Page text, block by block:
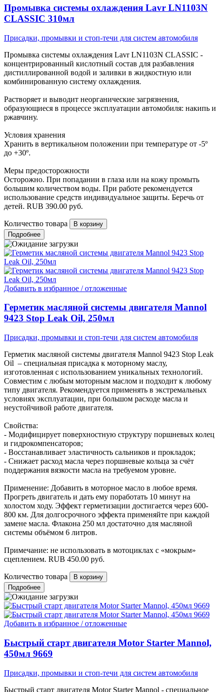
Промывка системы охлаждения Lavr LN1103N
CLASSIC 310мл
Присадки, промывки и стоп-течи для систем автомобиля
Промывка системы охлаждения Lavr LN1103N CLASSIC -
концентрированный кислотный состав для разбавления
дистиллированной водой и заливки в жидкостную или
комбинированную систему охлаждения.
Растворяет и выводит неорганические загрязнения,
образующиеся в процессе эксплуатации автомобиля: накипь и
ржавчину.
Условия хранения
Хранить в вертикальном положении при температуре от -5º
до +30º.
Меры предосторожности
Осторожно. При попадании в глаза или на кожу промыть
большим количеством воды. При работе рекомендуется
использование средств индивидуальное защиты. Беречь от
детей. RUB 390.00 руб.
Количество товара
Подробнее
Добавить в избранное / отложенные
Герметик масляной системы двигателя Mannol
9423 Stop Leak Oil, 250мл
Присадки, промывки и стоп-течи для систем автомобиля
Герметик масляной системы двигателя Mannol 9423 Stop Leak
Oil – специальная присадка к моторному маслу,
изготовленная с использованием уникальных технологий.
Совместим с любым моторным маслом и подходит к любому
типу двигателя. Рекомендуется применять в экстремальных
условиях эксплуатации, при большом расходе масла и
неустойчивой работе двигателя.
Свойства:
- Модифицирует поверхностную структуру поршневых колец
и гидрокомпенсаторов;
- Восстанавливает эластичность сальников и прокладок;
- Снижает расход масла через поршневые кольца за счёт
поддержания вязкости масла на требуемом уровне.
Применение: Добавить в моторное масло в любое время.
Прогреть двигатель и дать ему поработать 10 минут на
холостом ходу. Эффект герметизации достигается через 600-
800 км. Для долгосрочного эффекта применяйте при каждой
замене масла. Флакона 250 мл достаточно для масляной
системы объёмом 6 литров.
Примечание: не использовать в мотоциклах с «мокрым»
сцеплением. RUB 450.00 руб.
Количество товара
Подробнее
Добавить в избранное / отложенные
Быстрый старт двигателя Motor Starter Mannol,
450мл 9669
Присадки, промывки и стоп-течи для систем автомобиля
Быстрый старт двигателя Motor Starter Mannol - специальное